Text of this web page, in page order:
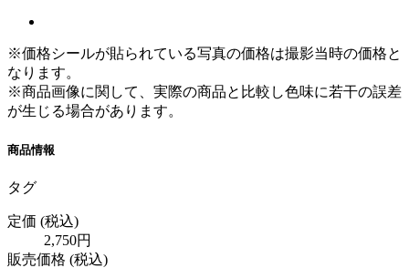
※価格シールが貼られている写真の価格は撮影当時の価格と
なります。
※商品画像に関して、実際の商品と比較し色味に若干の誤差
が生じる場合があります。
商品情報
タグ
定価 (税込)
2,750円
販売価格 (税込)